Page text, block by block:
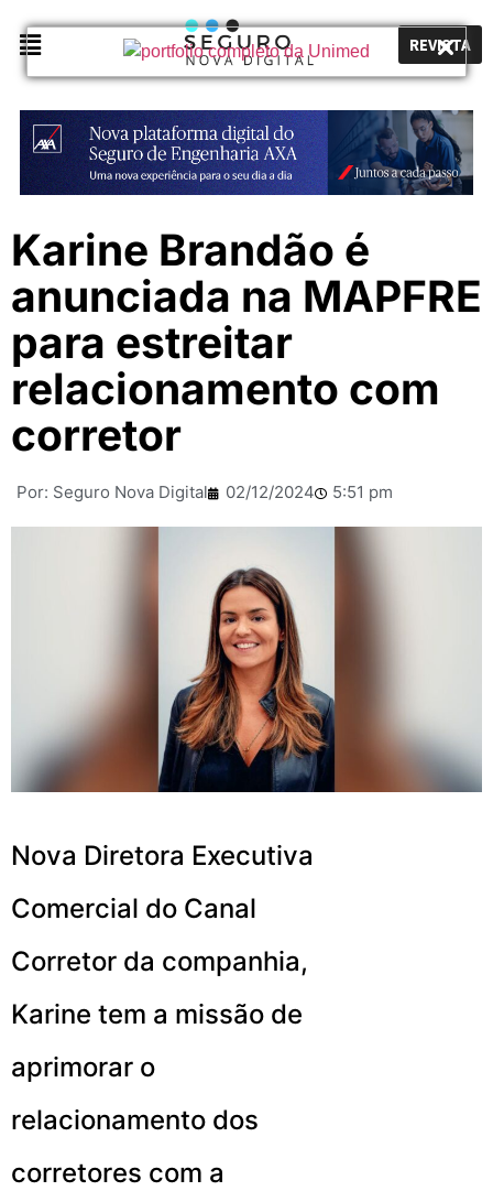
REVISTA
Karine Brandão é
anunciada na MAPFRE
para estreitar
relacionamento com
corretor
Por: Seguro Nova Digital 02/12/2024 5:51 pm
Nova Diretora Executiva
Comercial do Canal
Corretor da companhia,
Karine tem a missão de
aprimorar o
relacionamento dos
corretores com a